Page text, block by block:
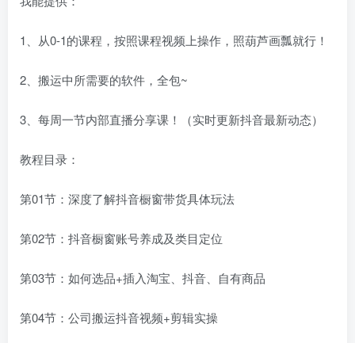
1、从0-1的课程，按照课程视频上操作，照葫芦画瓢就行！
2、搬运中所需要的软件，全包~
3、每周一节内部直播分享课！（实时更新抖音最新动态）
教程目录：
第01节：深度了解抖音橱窗带货具体玩法
第02节：抖音橱窗账号养成及类目定位
第03节：如何选品+插入淘宝、抖音、自有商品
第04节：公司搬运抖音视频+剪辑实操